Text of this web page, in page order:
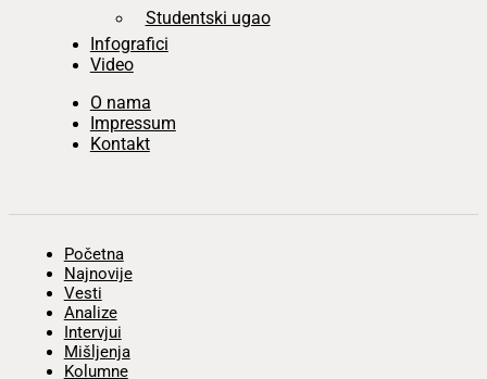
Studentski ugao
Infografici
Video
O nama
Impressum
Kontakt
Početna
Najnovije
Vesti
Analize
Intervjui
Mišljenja
Kolumne